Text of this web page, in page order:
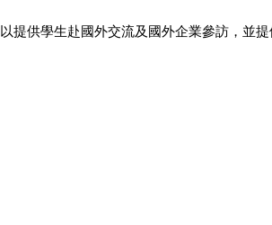
提供學生赴國外交流及國外企業參訪，並